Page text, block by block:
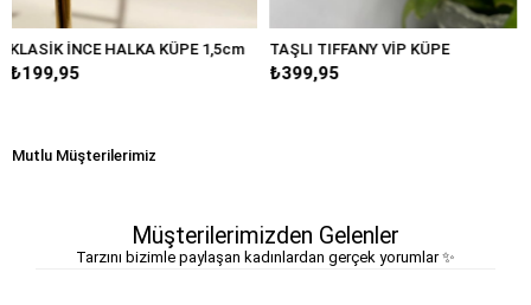
KÜPE 1,5cm TAŞLI TIFFANY VİP KÜPE BÜYÜK DAMLA
Mutlu Müşterilerimiz
Müşterilerimizden Gelenler
Tarzını bizimle paylaşan kadınlardan gerçek yorumlar ✨